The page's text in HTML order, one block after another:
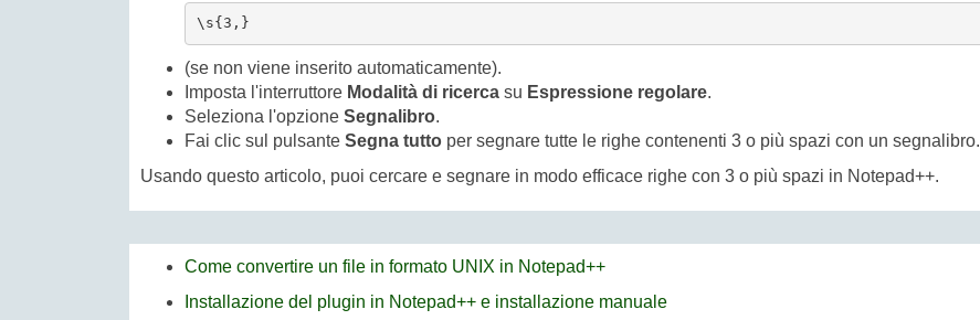
\s{3,}
(se non viene inserito automaticamente).
Imposta l'interruttore Modalità di ricerca su Espressione regolare.
Seleziona l'opzione Segnalibro.
Fai clic sul pulsante Segna tutto per segnare tutte le righe contenenti 3 o più spazi con un segnalibro.
Usando questo articolo, puoi cercare e segnare in modo efficace righe con 3 o più spazi in Notepad++.
Come convertire un file in formato UNIX in Notepad++
Installazione del plugin in Notepad++ e installazione manuale